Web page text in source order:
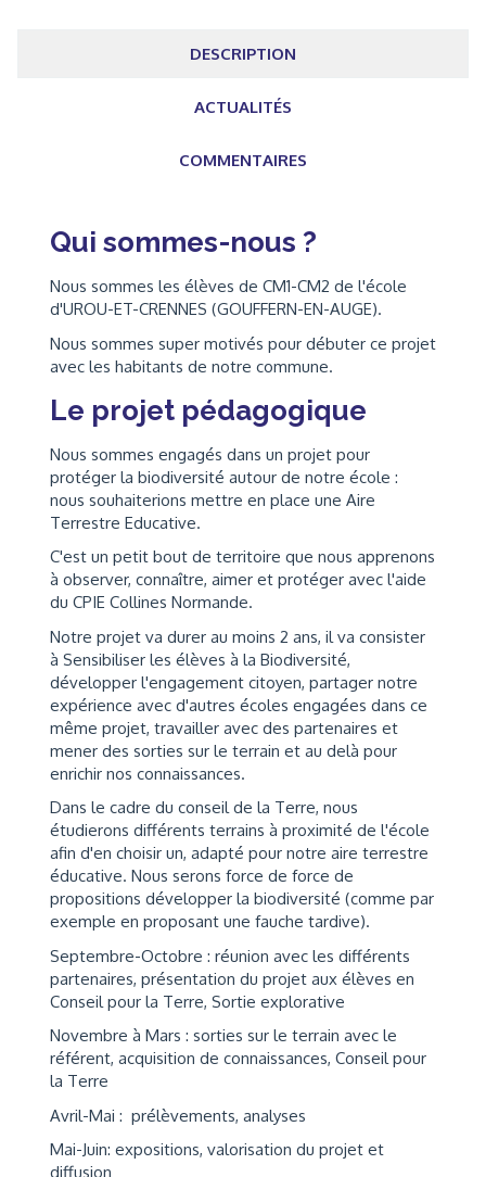
DESCRIPTION
ACTUALITÉS
COMMENTAIRES
Qui sommes-nous ?
Nous sommes les élèves de CM1-CM2 de l'école
d'UROU-ET-CRENNES (GOUFFERN-EN-AUGE).
Nous sommes super motivés pour débuter ce projet
avec les habitants de notre commune.
Le projet pédagogique
Nous sommes engagés dans un projet pour
protéger la biodiversité autour de notre école :
nous souhaiterions mettre en place une Aire
Terrestre Educative.
C'est un petit bout de territoire que nous apprenons
à observer, connaître, aimer et protéger avec l'aide
du CPIE Collines Normande.
Notre projet va durer au moins 2 ans, il va consister
à Sensibiliser les élèves à la Biodiversité,
développer l'engagement citoyen, partager notre
expérience avec d'autres écoles engagées dans ce
même projet, travailler avec des partenaires et
mener des sorties sur le terrain et au delà pour
enrichir nos connaissances.
Dans le cadre du conseil de la Terre, nous
étudierons différents terrains à proximité de l'école
afin d'en choisir un, adapté pour notre aire terrestre
éducative. Nous serons force de force de
propositions développer la biodiversité (comme par
exemple en proposant une fauche tardive).
Septembre-Octobre : réunion avec les différents
partenaires, présentation du projet aux élèves en
Conseil pour la Terre, Sortie explorative
Novembre à Mars : sorties sur le terrain avec le
référent, acquisition de connaissances, Conseil pour
la Terre
Avril-Mai : prélèvements, analyses
Mai-Juin: expositions, valorisation du projet et
diffusion